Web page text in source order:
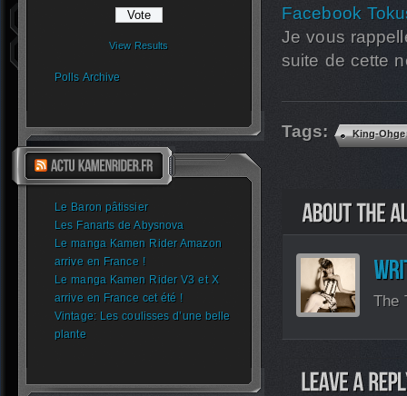
View Results
Polls Archive
Le Baron pâtissier
Les Fanarts de Abysnova
Le manga Kamen Rider Amazon
arrive en France !
Le manga Kamen Rider V3 et X
arrive en France cet été !
Vintage: Les coulisses d’une belle
plante
Facebook
Je vous
suite de cette
Tags: King-
The